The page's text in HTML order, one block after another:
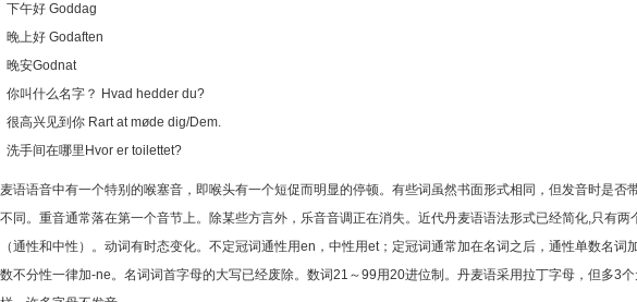
午好 Goddag
上好 Godaften
安Godnat
叫什么名字？ Hvad hedder du?
高兴见到你 Rart at møde dig/Dem.
手间在哪里Hvor er toilettet?
语语音中有一个特别的喉塞音，即喉头有一个短促而明显的停顿。有些词虽然书面形式相同，但发音时是否
同。重音通常落在第一个音节上。除某些方言外，乐音音调正在消失。近代丹麦语语法形式已经简化,只有两
通性和中性）。动词有时态变化。不定冠词通性用en，中性用et；定冠词通常加在名词之后，通性单数名词
不分性一律加-ne。名词词首字母的大写已经废除。数词21～99用20进位制。丹麦语采用拉丁字母，但多3